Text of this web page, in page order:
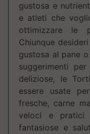
gustosa e
e atleti che
ottimizzare le
Chiunque
gustosa al pane
suggerimenti
deliziose, le
essere usate
fresche, carne
veloci e pratici
fantasiose e